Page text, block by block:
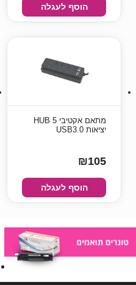
הוסף לעגלה
מתאם אקטיבי HUB 5
יציאות USB3.0
₪105
הוסף לעגלה